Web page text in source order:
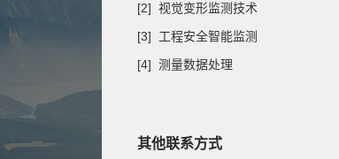
[2] 视觉变形监测技术
[3] 工程安全智能监测
[4] 测量数据处理
其他联系方式